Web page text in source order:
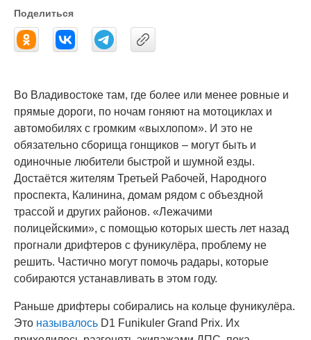
Поделиться
Во Владивостоке там, где более или менее ровные и
прямые дороги, по ночам гоняют на мотоциклах и
автомобилях с громким «выхлопом». И это не
обязательно сборища гонщиков – могут быть и
одиночные любители быстрой и шумной езды.
Достаётся жителям Третьей Рабочей, Народного
проспекта, Калинина, домам рядом с объездной
трассой и других районов. «Лежачими
полицейскими», с помощью которых шесть лет назад
прогнали дрифтеров с фуникулёра, проблему не
решить. Частично могут помочь радары, которые
собираются устанавливать в этом году.
Раньше дрифтеры собирались на кольце фуникулёра.
Это называлось D1 Funikuler Grand Prix. Их